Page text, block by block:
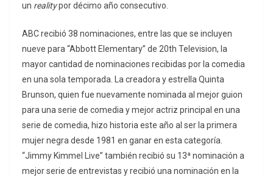
un realitypor décimo año consecutivo.
ABC recibió 38 nominaciones, entre las que se incluyen
nueve para “Abbott Elementary” de 20th Television, la
mayor cantidad de nominaciones recibidas por la comedia
en una sola temporada. La creadora y estrella Quinta
Brunson, quien fue nuevamente nominada al mejor guion
para una serie de comedia y mejor actriz principal en una
serie de comedia, hizo historia este año al ser la primera
mujer negra desde 1981 en ganar en esta categoría.
“Jimmy Kimmel Live” también recibió su 13ª nominación a
mejor serie de entrevistas y recibió una nominación en la